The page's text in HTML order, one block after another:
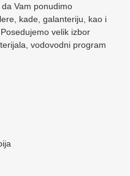
Vam ponudimo
kade, galanteriju, kao i
velik izbor
vodovodni program